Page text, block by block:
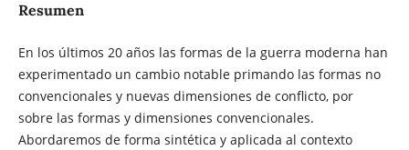
Resumen
En los últimos 20 años las formas de la guerra moderna han
experimentado un cambio notable primando las formas no
convencionales y nuevas dimensiones de conflicto, por
sobre las formas y dimensiones convencionales.
Abordaremos de forma sintética y aplicada al contexto